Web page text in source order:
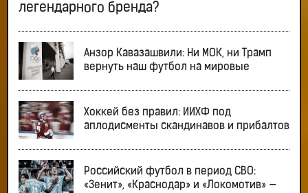
легендарного бренда?
Анзор Кавазашвили: Ни МОК, ни Трамп
вернуть наш футбол на мировые
Хоккей без правил: ИИХФ под
аплодисменты скандинавов и прибалтов
Российский футбол в период СВО:
«Зенит», «Краснодар» и «Локомотив» —